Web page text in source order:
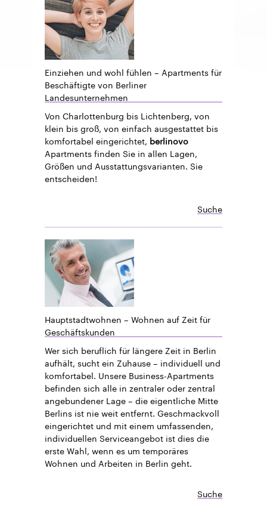
Einziehen und wohl fühlen – Apartments für
Beschäftigte von Berliner
Landesunternehmen
Von Charlottenburg bis Lichtenberg, von
klein bis groß, von einfach ausgestattet bis
komfortabel eingerichtet, berlinovo
Apartments finden Sie in allen Lagen,
Größen und Ausstattungsvarianten. Sie
entscheiden!
Suche
Hauptstadtwohnen – Wohnen auf Zeit für
Geschäftskunden
Wer sich beruflich für längere Zeit in Berlin
aufhält, sucht ein Zuhause – individuell und
komfortabel. Unsere Business-Apartments
befinden sich alle in zentraler oder zentral
angebundener Lage – die eigentliche Mitte
Berlins ist nie weit entfernt. Geschmackvoll
eingerichtet und mit einem umfassenden,
individuellen Serviceangebot ist dies die
erste Wahl, wenn es um temporäres
Wohnen und Arbeiten in Berlin geht.
Suche